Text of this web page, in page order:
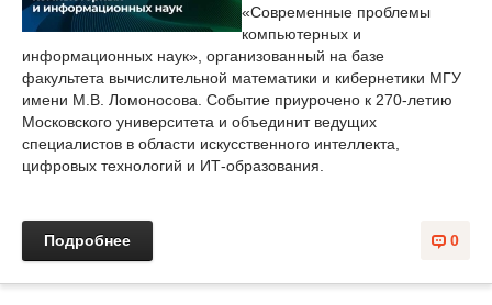
«Современные проблемы
компьютерных и
информационных наук», организованный на базе
факультета вычислительной математики и кибернетики МГУ
имени М.В. Ломоносова. Событие приурочено к 270-летию
Московского университета и объединит ведущих
специалистов в области искусственного интеллекта,
цифровых технологий и ИТ-образования.
0
Подробнее